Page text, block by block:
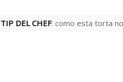
TIP DEL CHEF: como esta torta